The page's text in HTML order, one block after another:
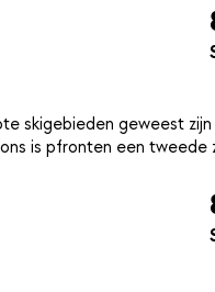
skigebieden geweest